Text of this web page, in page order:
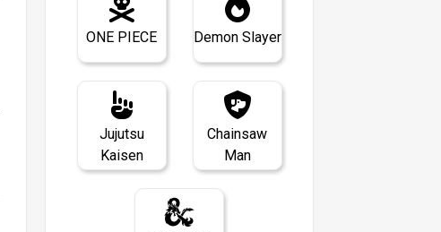
ONE PIECE Demon Slayer
Jujutsu
Kaisen
Chainsaw
Man